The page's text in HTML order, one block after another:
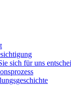
sich für uns